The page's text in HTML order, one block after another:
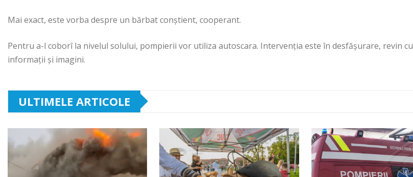
Mai exact, este vorba despre un bărbat conștient, cooperant.
Pentru a-l coborî la nivelul solului, pompierii vor utiliza autoscara. Intervenția este în desfășurare, revin cu
informații și imagini.
ULTIMELE ARTICOLE